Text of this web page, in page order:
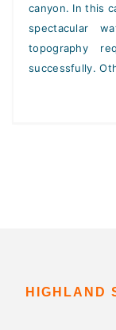
canyon. In this
spectacular
topography
successfully.
HIGHLAND